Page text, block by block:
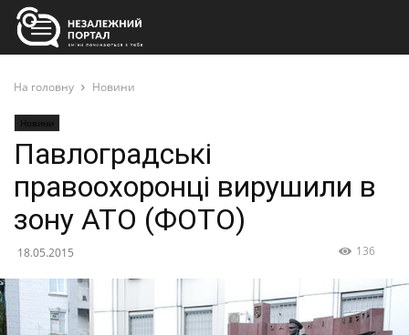
На головну Новини
Новини
Павлоградські
правоохоронці вирушили в
зону АТО (ФОТО)
18.05.2015 136